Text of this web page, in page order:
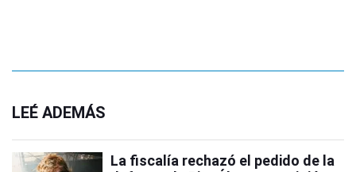
LEÉ ADEMÁS
La fiscalía rechazó el pedido de la